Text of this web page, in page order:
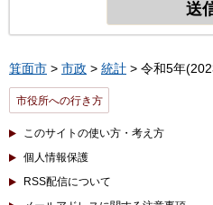
箕面市 > 市政 > 統計 > 令和5年
市役所への行き方
このサイトの使い方・考え方
個人情報保護
RSS配信について